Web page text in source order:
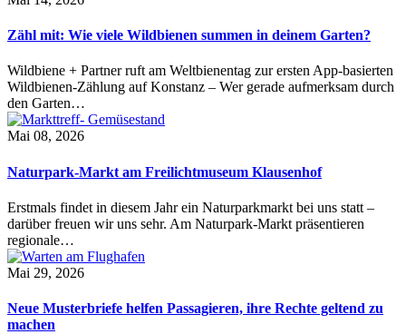
Zähl mit: Wie viele Wildbienen summen in deinem Garten?
Wildbiene + Partner ruft am Weltbienentag zur ersten App-basierten
Wildbienen-Zählung auf Konstanz – Wer gerade aufmerksam durch
den Garten…
Mai 08, 2026
Naturpark-Markt am Freilichtmuseum Klausenhof
Erstmals findet in diesem Jahr ein Naturparkmarkt bei uns statt –
darüber freuen wir uns sehr. Am Naturpark-Markt präsentieren
regionale…
Mai 29, 2026
Neue Musterbriefe helfen Passagieren, ihre Rechte geltend zu
machen